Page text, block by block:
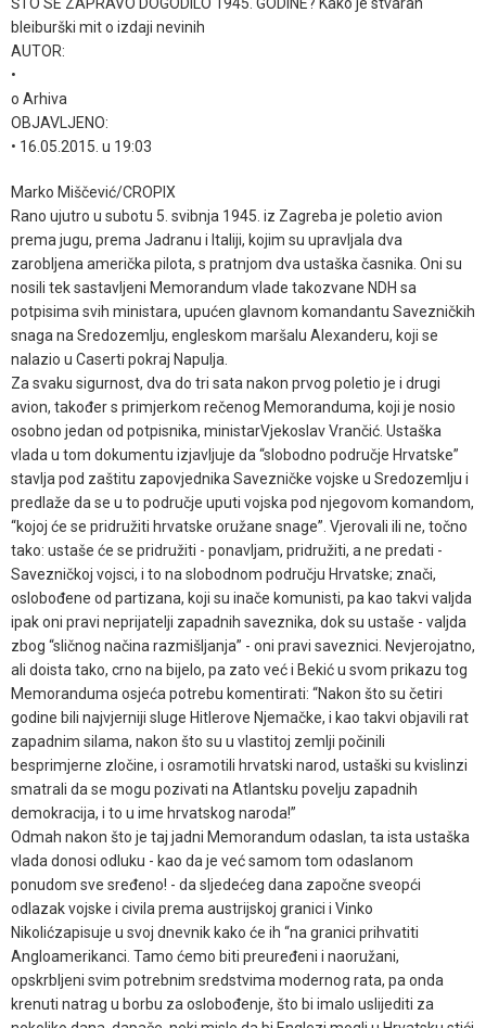
ŠTO SE ZAPRAVO DOGODILO 1945. GODINE? Kako je stvaran
bleiburški mit o izdaji nevinih
AUTOR:
•
o Arhiva
OBJAVLJENO:
• 16.05.2015. u 19:03
Marko Miščević/CROPIX
Rano ujutro u subotu 5. svibnja 1945. iz Zagreba je poletio avion
prema jugu, prema Jadranu i Italiji, kojim su upravljala dva
zarobljena američka pilota, s pratnjom dva ustaška časnika. Oni su
nosili tek sastavljeni Memorandum vlade takozvane NDH sa
potpisima svih ministara, upućen glavnom komandantu Savezničkih
snaga na Sredozemlju, engleskom maršalu Alexanderu, koji se
nalazio u Caserti pokraj Napulja.
Za svaku sigurnost, dva do tri sata nakon prvog poletio je i drugi
avion, također s primjerkom rečenog Memoranduma, koji je nosio
osobno jedan od potpisnika, ministarVjekoslav Vrančić. Ustaška
vlada u tom dokumentu izjavljuje da “slobodno područje Hrvatske”
stavlja pod zaštitu zapovjednika Savezničke vojske u Sredozemlju i
predlaže da se u to područje uputi vojska pod njegovom komandom,
“kojoj će se pridružiti hrvatske oružane snage”. Vjerovali ili ne, točno
tako: ustaše će se pridružiti - ponavljam, pridružiti, a ne predati -
Savezničkoj vojsci, i to na slobodnom području Hrvatske; znači,
oslobođene od partizana, koji su inače komunisti, pa kao takvi valjda
ipak oni pravi neprijatelji zapadnih saveznika, dok su ustaše - valjda
zbog “sličnog načina razmišljanja” - oni pravi saveznici. Nevjerojatno,
ali doista tako, crno na bijelo, pa zato već i Bekić u svom prikazu tog
Memoranduma osjeća potrebu komentirati: “Nakon što su četiri
godine bili najvjerniji sluge Hitlerove Njemačke, i kao takvi objavili rat
zapadnim silama, nakon što su u vlastitoj zemlji počinili
besprimjerne zločine, i osramotili hrvatski narod, ustaški su kvislinzi
smatrali da se mogu pozivati na Atlantsku povelju zapadnih
demokracija, i to u ime hrvatskog naroda!”
Odmah nakon što je taj jadni Memorandum odaslan, ta ista ustaška
vlada donosi odluku - kao da je već samom tom odaslanom
ponudom sve sređeno! - da sljedećeg dana započne sveopći
odlazak vojske i civila prema austrijskoj granici i Vinko
Nikolićzapisuje u svoj dnevnik kako će ih “na granici prihvatiti
Angloamerikanci. Tamo ćemo biti preuređeni i naoružani,
opskrbljeni svim potrebnim sredstvima modernog rata, pa onda
krenuti natrag u borbu za oslobođenje, što bi imalo uslijediti za